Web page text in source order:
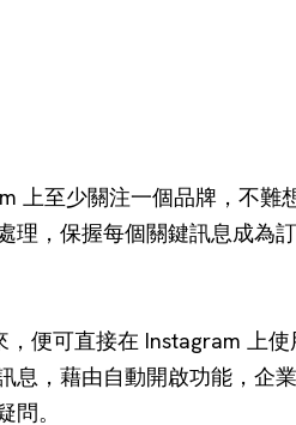
上至少關注一個品牌，不難
理，保握每個關鍵訊息成為
便可直接在 Instagram 上
息，藉由自動開啟功能，企
。